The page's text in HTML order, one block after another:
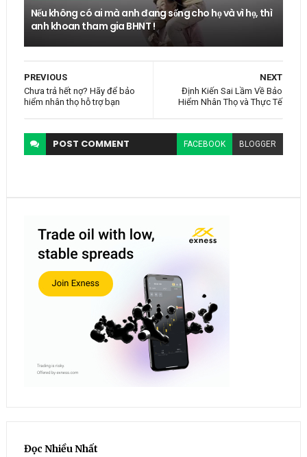
Nếu không có ai mà anh đang sống cho họ và vì họ, thì
anh khoan tham gia BHNT !
NEXT
Định Kiến Sai Lầm Về Bảo
Hiểm Nhân Thọ và Thực Tế
PREVIOUS
Chưa trả hết nợ? Hãy để bảo
hiểm nhân thọ hỗ trợ bạn
POST COMMENT FACEBOOK BLOGGER
Đọc Nhiều Nhất